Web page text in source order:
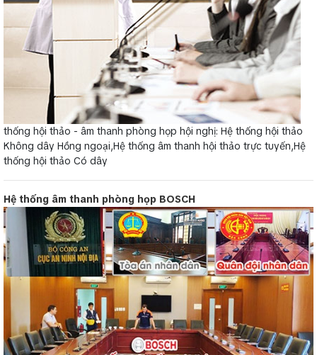
thống hội thảo - âm thanh phòng họp hội nghị: Hệ thống hội thảo
Không dây Hồng ngoại,Hệ thống âm thanh hội thảo trực tuyến,Hệ
thống hội thảo Có dây
Hệ thống âm thanh phòng họp BOSCH